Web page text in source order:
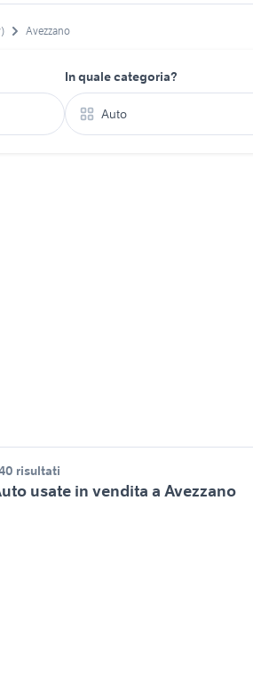
Avezzano
In quale categoria?
Auto
risultati
usate in vendita a Avezzano